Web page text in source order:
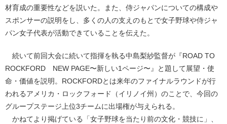
材育成の重要性などを説いた。また、侍ジャパンについての構成や
スポンサーの説明をし、多くの人の支えのもとで女子野球や侍ジャ
パン女子代表が活動できていることを伝えた。
続いて前回大会に続いて指揮を執る中島梨紗監督が『ROAD TO
ROCKFORD NEW PAGE〜新しい1ページ〜』と題して展望・使
命・価値を説明。ROCKFORDとは来年のファイナルラウンドが行
われるアメリカ・ロックフォード（イリノイ州）のことで、今回の
グループステージ上位3チームに出場権が与えられる。
かねてより掲げている「女子野球を当たり前の文化・競技に」、